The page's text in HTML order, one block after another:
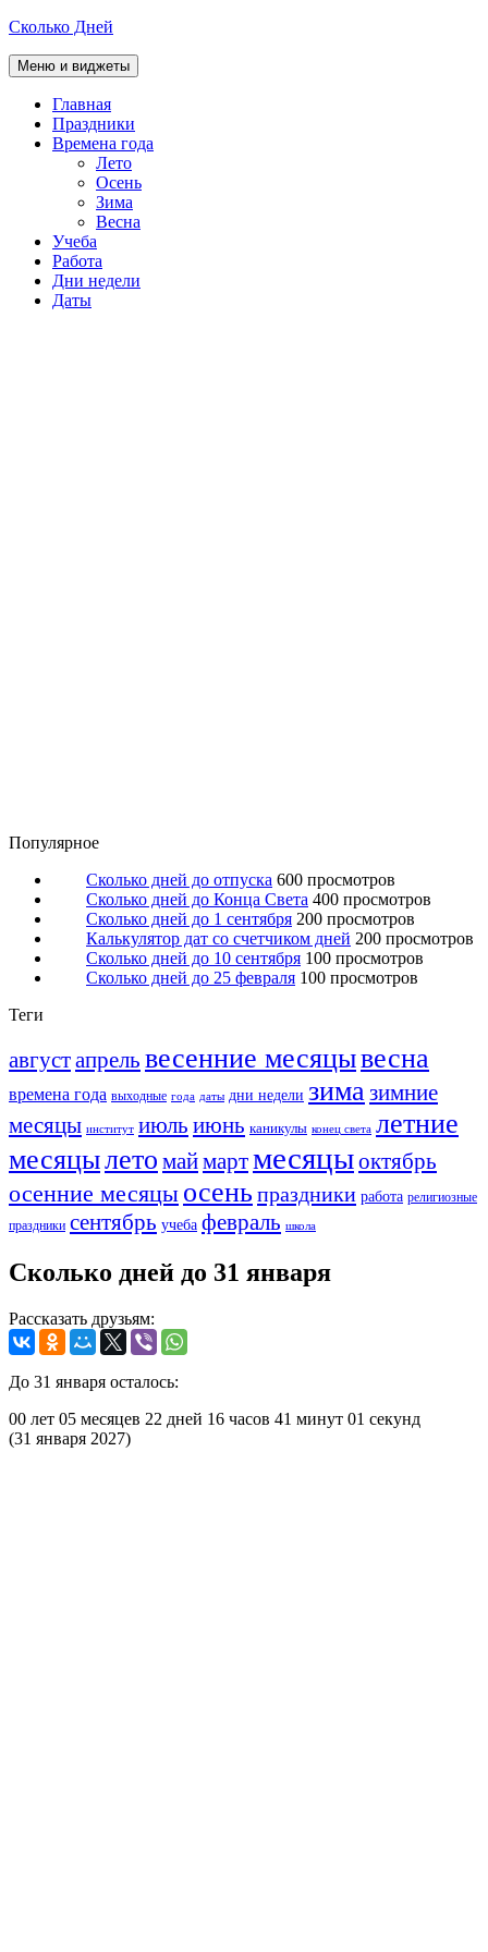
Перейти
содержимому
Сколько Дней
Меню и виджеты
Главная
Праздники
Времена года
Лето
Осень
Зима
Весна
Учеба
Работа
Дни недели
Даты
Популярное
Сколько дней до отпуска 600 просмотров
Сколько дней до Конца Света 400 просмотров
Сколько дней до 1 сентября 200 просмотров
Калькулятор дат со счетчиком дней 200 просмотров
Сколько дней до 10 сентября 100 просмотров
Сколько дней до 25 февраля 100 просмотров
Теги
августапрель весенние месяцывесна
времена года выходные года даты дни недели зимазимние
месяцы институт июль июнь каникулы конец света летние
месяцылето маймартмесяцыоктябрь
осенние месяцы осень праздники работа религиозные
праздники сентябрь учеба февраль школа
Сколько дней до 31 января
Рассказать друзьям:
До 31 января осталось:
00 лет 05 месяцев 22 дней 16 часов 41 минут 01 секунд
(31 января 2027)